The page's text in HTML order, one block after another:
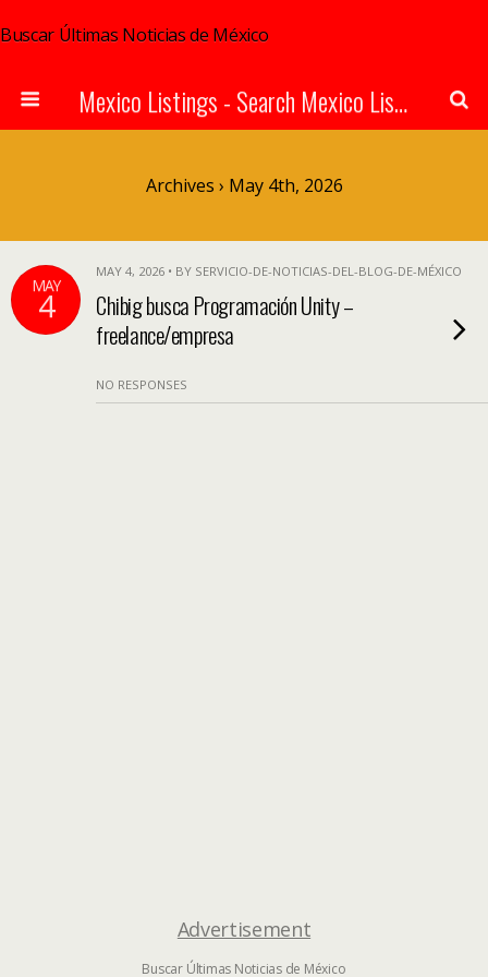
Buscar Últimas Noticias de México
Mexico Listings - Search Mexico Listings Online
Archives › May 4th, 2026
MAY
4
MAY 4, 2026 • BY SERVICIO-DE-NOTICIAS-DEL-BLOG-DE-MÉXICO
Chibig busca Programación Unity –
freelance/empresa
NO RESPONSES
Advertisement
Buscar Últimas Noticias de México